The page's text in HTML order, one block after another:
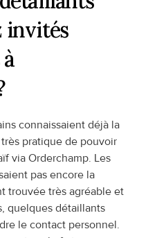
invités
connaissaient déjà la
pratique de pouvoir
via Orderchamp. Les
pas encore la
trouvée très agréable et
quelques détaillants
le contact personnel.